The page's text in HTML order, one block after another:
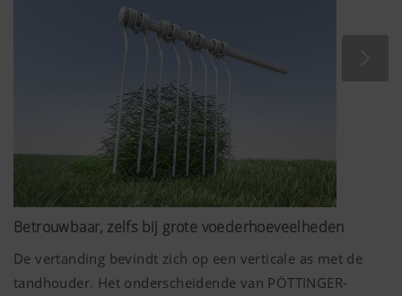
akkers te berekenen, zodat de silo gelijkmatig kan
worden beleverd en leveringspieken worden afgevlakt.
Betrouwbaar, zelfs bij grote voederhoeveelheden
De vertanding bevindt zich op een verticale as met de
tandhouder. Het onderscheidende van PÖTTINGER-